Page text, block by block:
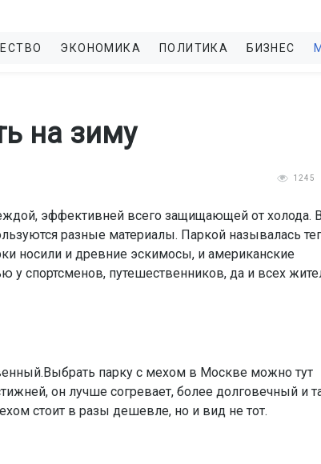
ЭКОНОМИКА ПОЛИТИКА БИЗНЕС
на зиму
1245
эффективней всего защищающей от холода. В
разные материалы. Паркой называлась
носили и древние эскимосы, и американские
у спортсменов, путешественников, да и всех
парку с мехом в Москве можно тут
он лучше согревает, более долговечный и
стоит в разы дешевле, но и вид не тот.